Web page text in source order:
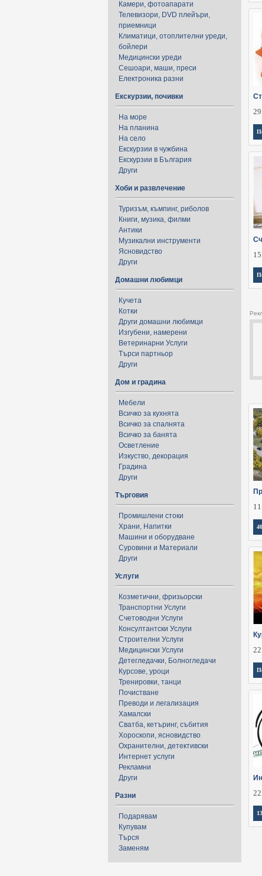
Камери, фотоапарати
Телевизори, DVD плейъри,
приемници
Климатици, отоплителни уреди,
бойлери
Медицински уреди
Сешоари, маши, преси
Електроника разни
Екскурзии, почивки
На море
На планина
На село
Екскурзии в чужбина
Екскурзии в България
Други
Хоби и развлечение
Туризъм, къмпинг, риболов
Книги, музика, филми
Антики
Музикални инструменти
Ясновидство
Други
Домашни любимци
Кучета
Котки
Други домашни любимци
Изгубени, намерени
Ветеринарни Услуги
Търси партньор
Други
Дом и градина
Мебели
Всичко за кухнята
Всичко за спалнята
Всичко за банята
Осветление
Изкуство, декорация
Градина
Други
Търговия
Промишлени стоки
Храни, Напитки
Машини и оборудване
Суровини и Материали
Други
Услуги
Козметични, фризьорски
Транспортни Услуги
Счетоводни Услуги
Консултантски Услуги
Строителни Услуги
Медицински Услуги
Детегледачки, Болногледачи
Курсове, уроци
Тренировки, танци
Почистване
Преводи и легализация
Хамалски
Сватба, кетъринг, събития
Хороскопи, ясновидство
Охранителни, детективски
Интернет услуги
Рекламни
Други
Разни
Подарявам
Купувам
Търся
Заменям